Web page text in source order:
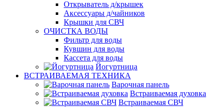
Открыватель д/крышек
Аксессуары д/чайников
Крышки для СВЧ
ОЧИСТКА ВОДЫ
Фильтр для воды
Кувшин для воды
Кассета для воды
Йогуртница
ВСТРАИВАЕМАЯ ТЕХНИКА
Варочная панель
Встраиваемая духовка
Встраиваемая СВЧ